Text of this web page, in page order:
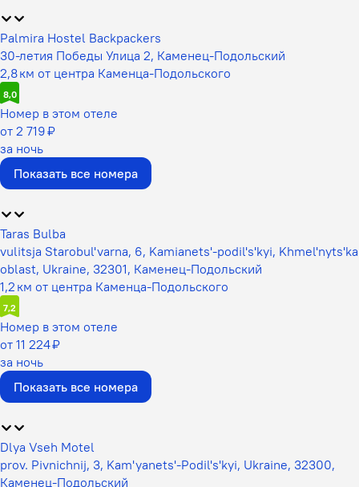
Palmira Hostel Backpackers
30-летия Победы Улица 2, Каменец-Подольский
2,8 км от центра Каменца-Подольского
8,0
Номер в этом отеле
от 2 719 ₽
за ночь
Показать все номера
Taras Bulba
vulitsja Starobul'varna, 6, Kamianets'-podil's'kyi, Khmel'nyts'ka
oblast, Ukraine, 32301, Каменец-Подольский
1,2 км от центра Каменца-Подольского
7,2
Номер в этом отеле
от 11 224 ₽
за ночь
Показать все номера
Dlya Vseh Motel
prov. Pіvnіchnij, 3, Kam'yanets'-Podil's'kyi, Ukraine, 32300,
Каменец-Подольский